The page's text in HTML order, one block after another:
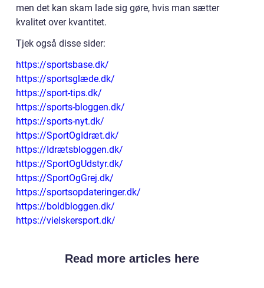
men det kan skam lade sig gøre, hvis man sætter
kvalitet over kvantitet.
Tjek også disse sider:
https://sportsbase.dk/
https://sportsglæde.dk/
https://sport-tips.dk/
https://sports-bloggen.dk/
https://sports-nyt.dk/
https://SportOgIdræt.dk/
https://Idrætsbloggen.dk/
https://SportOgUdstyr.dk/
https://SportOgGrej.dk/
https://sportsopdateringer.dk/
https://boldbloggen.dk/
https://vielskersport.dk/
Read more articles here